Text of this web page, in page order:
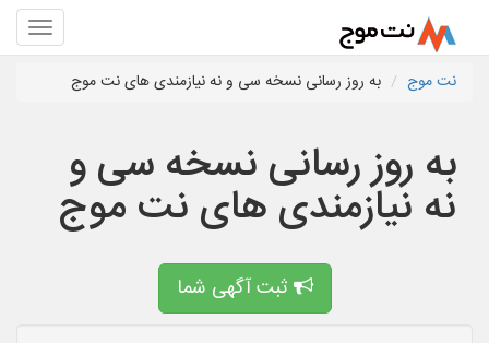
نت موج به روز رسانی نسخه سی و نه نیازمندی های نت موج
به روز رسانی نسخه سی و
نه نیازمندی های نت موج
ثبت آگهی شما